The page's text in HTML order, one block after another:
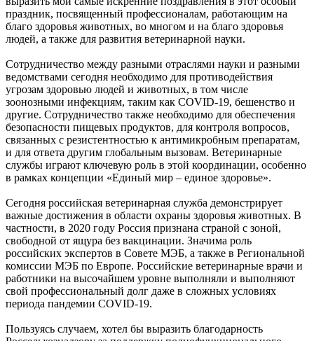
праздник, посвященный профессионалам, работающим на
благо здоровья животных, во многом и на благо здоровья
людей, а также для развития ветеринарной науки.
Сотрудничество между разными отраслями науки и разными
ведомствами сегодня необходимо для противодействия
угрозам здоровью людей и животных, в том числе
зоонозными инфекциям, таким как COVID-19, бешенство и
другие. Сотрудничество также необходимо для обеспечения
безопасности пищевых продуктов, для контроля вопросов,
связанных с резистентностью к антимикробным препаратам,
и для ответа другим глобальным вызовам. Ветеринарные
службы играют ключевую роль в этой координации, особенно
в рамках концепции «Единый мир – единое здоровье».
Сегодня российская ветеринарная служба демонстрирует
важные достижения в области охраны здоровья животных. В
частности, в 2020 году Россия признана страной с зоной,
свободной от ящура без вакцинации. Значима роль
российских экспертов в Совете МЭБ, а также в Региональной
комиссии МЭБ по Европе. Российские ветеринарные врачи и
работники на высочайшем уровне выполняли и выполняют
свой профессиональный долг даже в сложных условиях
периода пандемии COVID-19.
Пользуясь случаем, хотел бы выразить благодарность